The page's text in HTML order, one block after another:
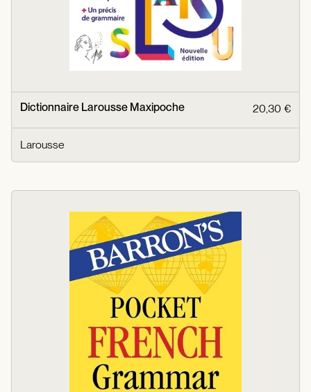
Dictionnaire Larousse Maxipoche 20,30 €
Larousse